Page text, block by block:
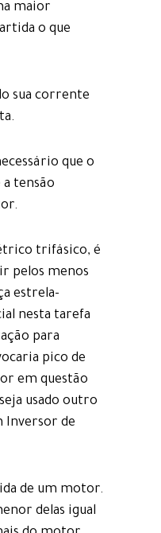
maior
o que
sua corrente
que o
tensão
trifásico, é
pelos menos
estrela-
nesta tarefa
para
pico de
em questão
usado outro
Inversor de
de um motor.
delas igual